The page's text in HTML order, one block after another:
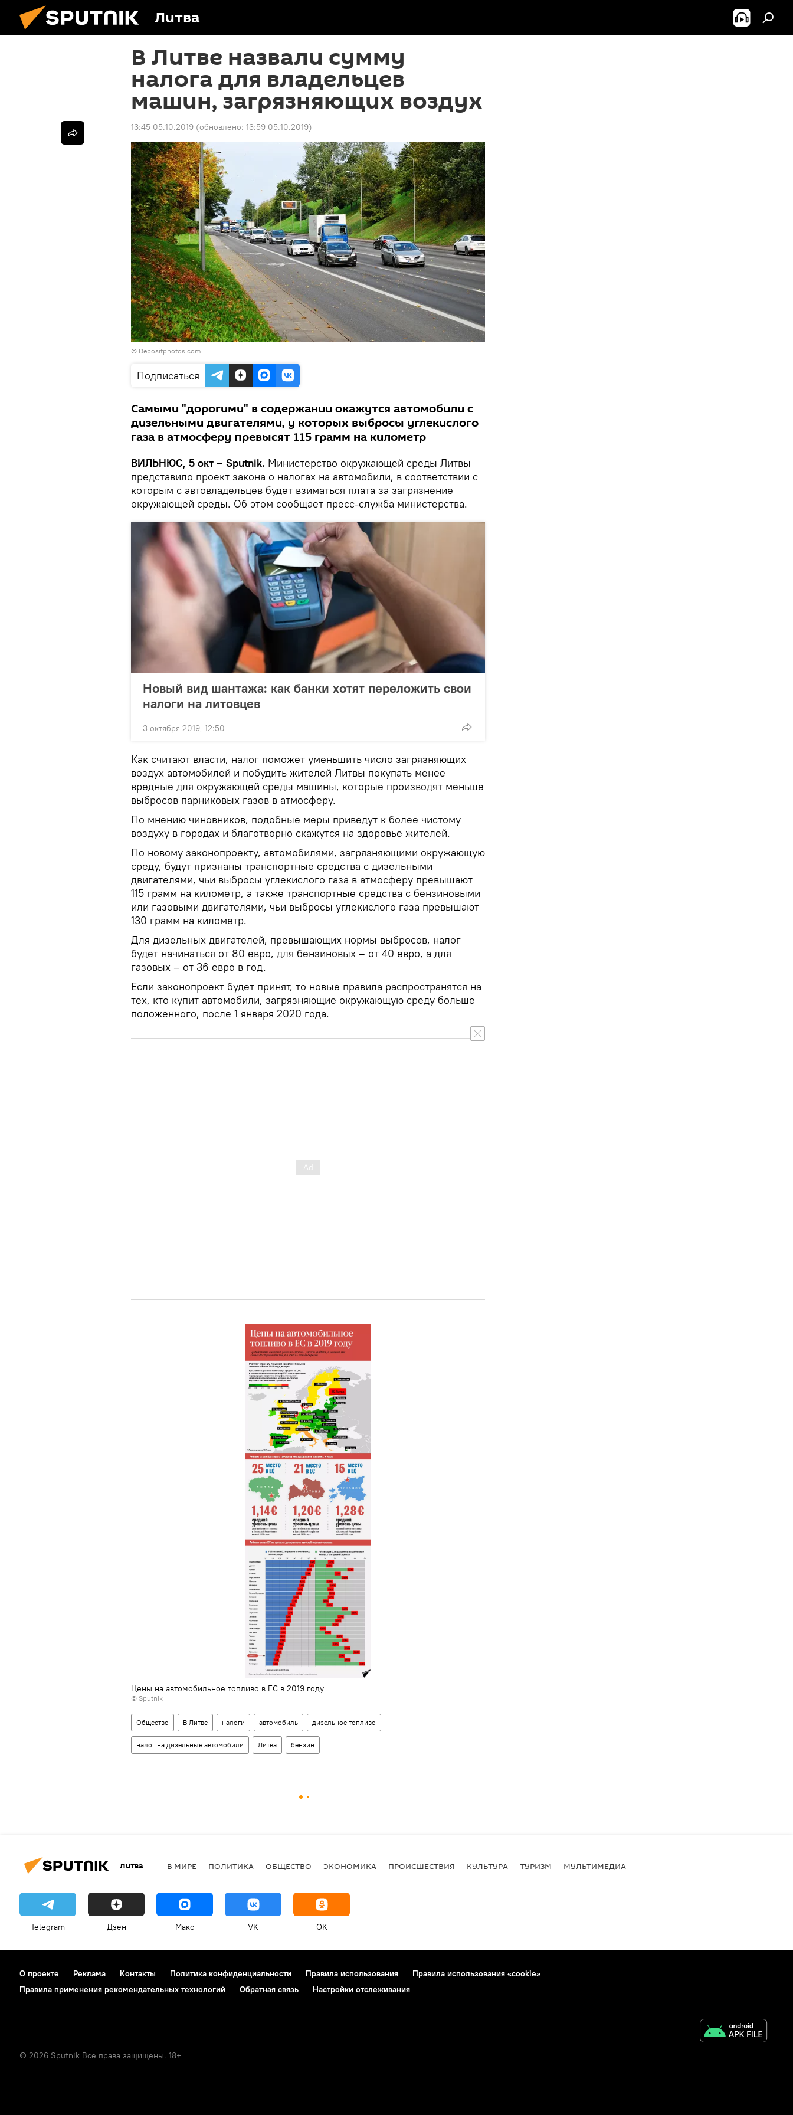
Литва
В Литве назвали сумму
налога для владельцев
машин, загрязняющих воздух
13:45 05.10.2019 (обновлено: 13:59 05.10.2019)
© Depositphotos.com
Подписаться
Самыми "дорогими" в содержании окажутся автомобили с
дизельными двигателями, у которых выбросы углекислого
газа в атмосферу превысят 115 грамм на километр
ВИЛЬНЮС, 5 окт – Sputnik. Министерство окружающей среды Литвы
представило проект закона о налогах на автомобили, в соответствии с
которым с автовладельцев будет взиматься плата за загрязнение
окружающей среды. Об этом сообщает пресс-служба министерства.
Новый вид шантажа: как банки хотят переложить свои
налоги на литовцев
3 октября 2019, 12:50
Как считают власти, налог поможет уменьшить число загрязняющих
воздух автомобилей и побудить жителей Литвы покупать менее
вредные для окружающей среды машины, которые производят меньше
выбросов парниковых газов в атмосферу.
По мнению чиновников, подобные меры приведут к более чистому
воздуху в городах и благотворно скажутся на здоровье жителей.
По новому законопроекту, автомобилями, загрязняющими окружающую
среду, будут признаны транспортные средства с дизельными
двигателями, чьи выбросы углекислого газа в атмосферу превышают
115 грамм на километр, а также транспортные средства с бензиновыми
или газовыми двигателями, чьи выбросы углекислого газа превышают
130 грамм на километр.
Для дизельных двигателей, превышающих нормы выбросов, налог
будет начинаться от 80 евро, для бензиновых – от 40 евро, а для
газовых – от 36 евро в год.
Если законопроект будет принят, то новые правила распространятся на
тех, кто купит автомобили, загрязняющие окружающую среду больше
положенного, после 1 января 2020 года.
Цены на автомобильное топливо в ЕС в 2019 году
© Sputnik
Общество В Литве налоги автомобиль дизельное топливо
налог на дизельные автомобили Литва бензин
Литва В МИРЕ ПОЛИТИКА ОБЩЕСТВО ЭКОНОМИКА ПРОИСШЕСТВИЯ КУЛЬТУРА ТУРИЗМ МУЛЬТИМЕДИА
Telegram Дзен Макс VK OK
О проекте Реклама Контакты Политика конфиденциальности Правила использования
Правила использования «cookie»
Правила применения рекомендательных технологий
Обратная связь Настройки отслеживания
© 2026 Sputnik Все права защищены. 18+